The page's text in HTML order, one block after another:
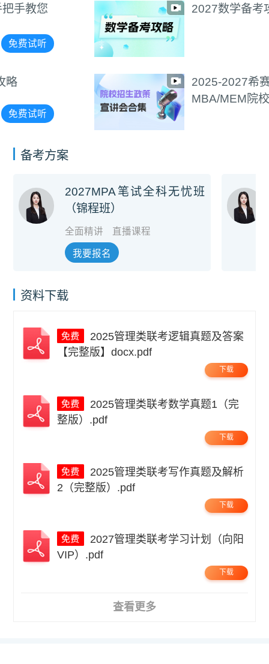
2027数学备考攻略
2025-2027希赛
MBA/MEM院校招生政策
宣讲会合集
备考方案
2027MPA笔试全科无忧班
（锦程班）
全面精讲 直播课程
我要报名
资料下载
【完整版】docx.pdf
下载
整版）.pdf
下载
2（完整版）.pdf
下载
VIP）.pdf
下载
查看更多